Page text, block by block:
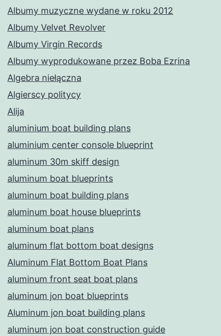
Albumy muzyczne wydane w roku 2012
Albumy Velvet Revolver
Albumy Virgin Records
Albumy wyprodukowane przez Boba Ezrina
Algebra niełączna
Algierscy politycy
Alija
aluminium boat building plans
aluminium center console blueprint
aluminum 30m skiff design
aluminum boat blueprints
aluminum boat building plans
aluminum boat house blueprints
aluminum boat plans
aluminum flat bottom boat designs
Aluminum Flat Bottom Boat Plans
aluminum front seat boat plans
aluminum jon boat blueprints
Aluminum jon boat building plans
aluminum jon boat construction guide